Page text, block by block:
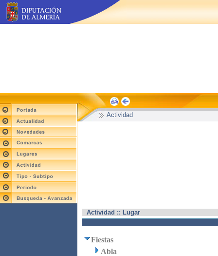
Actividad
Actividad :: Lugar
Fiestas
Abla